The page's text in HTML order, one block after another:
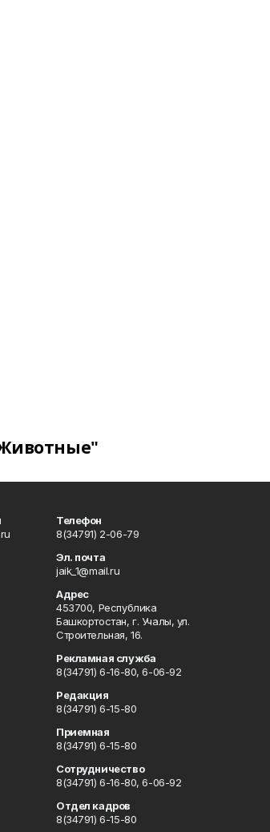
Телефон
8(34791) 2-06-79
Эл. почта
jaik_1@mail.ru
Адрес
453700, Республика
Башкортостан, г. Учалы, ул.
Строительная, 16.
Рекламная служба
8(34791) 6-16-80, 6-06-92
Редакция
8(34791) 6-15-80
Приемная
8(34791) 6-15-80
Сотрудничество
8(34791) 6-16-80, 6-06-92
Отдел кадров
8(34791) 6-15-80